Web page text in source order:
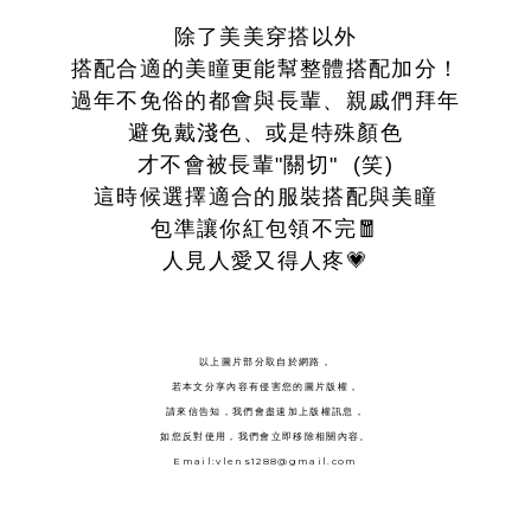
除了美美穿搭以外
搭配合適的美瞳更能幫整體搭配加分！
過年不免俗的都會與長輩、親戚們拜年
避免戴淺色、或是特殊顏色
才不會被長輩"關切" (笑)
這時候選擇適合的服裝搭配與美瞳
包準讓你紅包領不完🧧
人見人愛又得人疼💗
以上圖片部分取自於網路，
若本文分享內容有侵害您的圖片版權，
請來信告知，我們會盡速加上版權訊息，
如您反對使用，我們會立即移除相關內容。
Email:vlens1288@gmail.com